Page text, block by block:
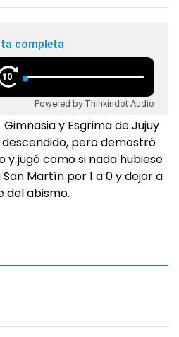
completa
10
Powered by Thinkindot Audio
Gimnasia y Esgrima de Jujuy
descendido, pero demostró
y jugó como si nada hubiese
Martín por 1 a 0 y dejar a
del abismo.